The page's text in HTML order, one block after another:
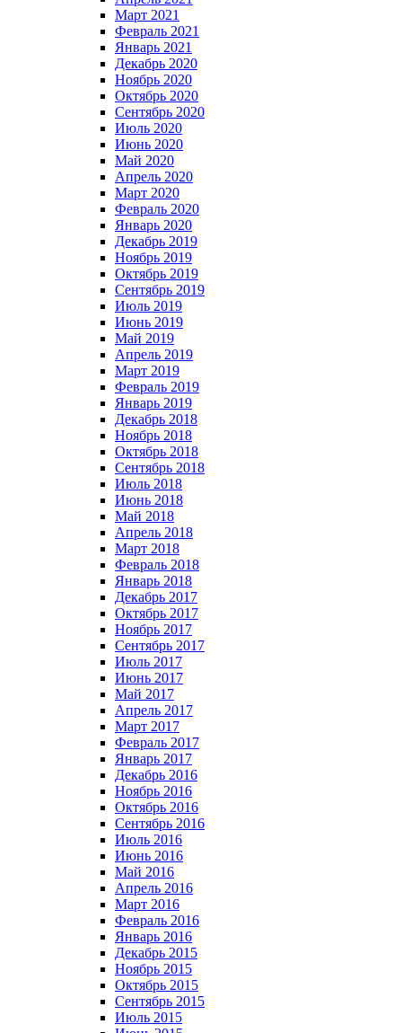
Март 2021
Февраль 2021
Январь 2021
Декабрь 2020
Ноябрь 2020
Октябрь 2020
Сентябрь 2020
Июль 2020
Июнь 2020
Май 2020
Апрель 2020
Март 2020
Февраль 2020
Январь 2020
Декабрь 2019
Ноябрь 2019
Октябрь 2019
Сентябрь 2019
Июль 2019
Июнь 2019
Май 2019
Апрель 2019
Март 2019
Февраль 2019
Январь 2019
Декабрь 2018
Ноябрь 2018
Октябрь 2018
Сентябрь 2018
Июль 2018
Июнь 2018
Май 2018
Апрель 2018
Март 2018
Февраль 2018
Январь 2018
Декабрь 2017
Октябрь 2017
Ноябрь 2017
Сентябрь 2017
Июль 2017
Июнь 2017
Май 2017
Апрель 2017
Март 2017
Февраль 2017
Январь 2017
Декабрь 2016
Ноябрь 2016
Октябрь 2016
Сентябрь 2016
Июль 2016
Июнь 2016
Май 2016
Апрель 2016
Март 2016
Февраль 2016
Январь 2016
Декабрь 2015
Ноябрь 2015
Октябрь 2015
Сентябрь 2015
Июль 2015